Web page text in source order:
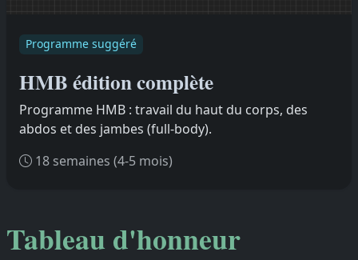
Programme suggéré
HMB édition complète
Programme HMB : travail du haut du corps, des
abdos et des jambes (full-body).
18 semaines (4-5 mois)
Tableau d'honneur